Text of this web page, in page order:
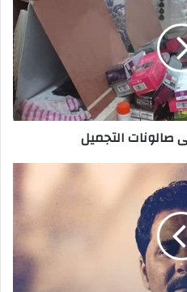
صالونات التجميل